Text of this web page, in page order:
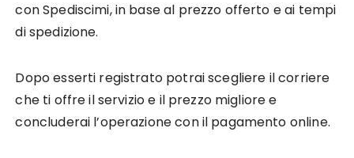
con Spediscimi, in base al prezzo offerto e ai tempi
di spedizione.
Dopo esserti registrato potrai scegliere il corriere
che ti offre il servizio e il prezzo migliore e
concluderai l’operazione con il pagamento online.